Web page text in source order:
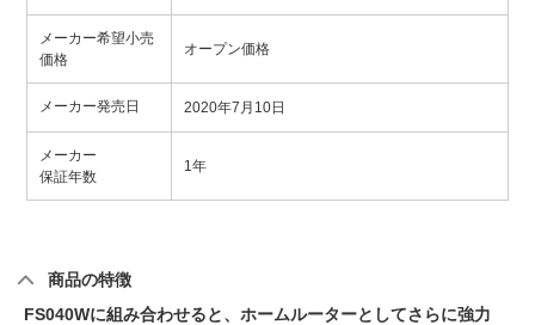
メーカー希望小売
価格
オープン価格
メーカー発売日 2020年7月10日
メーカー
保証年数
1年
商品の特徴
FS040Wに組み合わせると、ホームルーターとしてさらに強力